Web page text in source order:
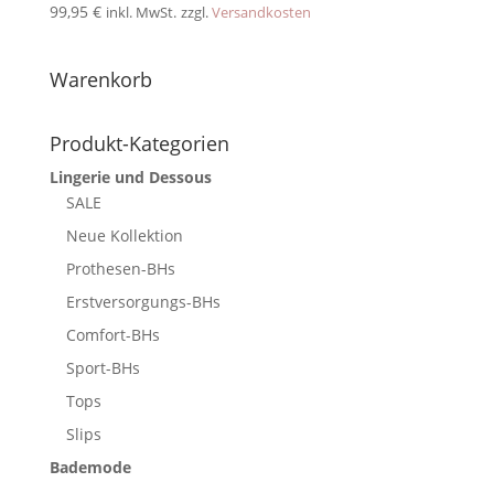
99,95 € inkl. MwSt. zzgl.Versandkosten
Warenkorb
Produkt-Kategorien
Lingerie und Dessous
SALE
Neue Kollektion
Prothesen-BHs
Erstversorgungs-BHs
Comfort-BHs
Sport-BHs
Tops
Slips
Bademode